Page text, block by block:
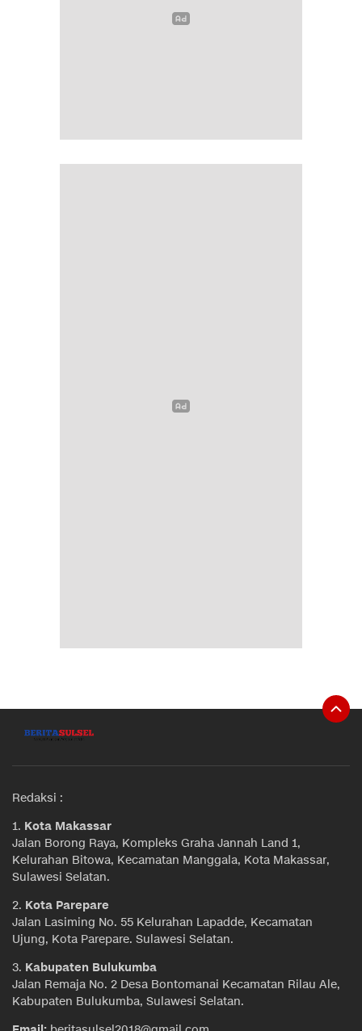
Redaksi :
1. Kota Makassar
Jalan Borong Raya, Kompleks Graha Jannah Land 1,
Kelurahan Bitowa, Kecamatan Manggala, Kota Makassar,
Sulawesi Selatan.
2. Kota Parepare
Jalan Lasiming No. 55 Kelurahan Lapadde, Kecamatan
Ujung, Kota Parepare. Sulawesi Selatan.
3. Kabupaten Bulukumba
Jalan Remaja No. 2 Desa Bontomanai Kecamatan Rilau Ale,
Kabupaten Bulukumba, Sulawesi Selatan.